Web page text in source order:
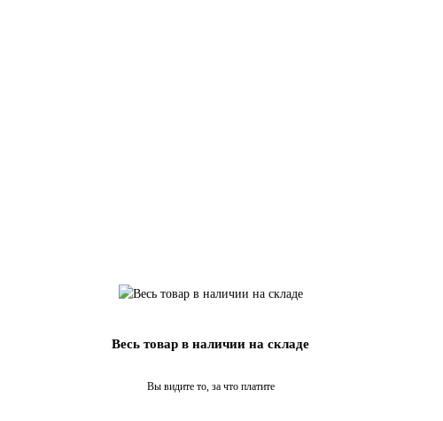
Весь товар в наличии на складе
Вы видите то, за что платите